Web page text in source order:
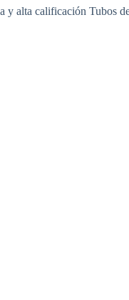
y alta calificación Tubos